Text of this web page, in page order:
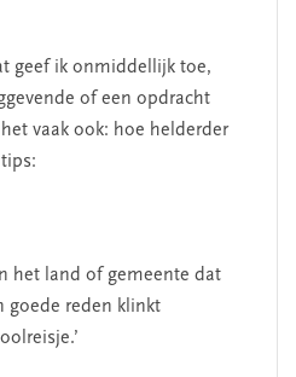
geef ik onmiddellijk toe,
of een opdracht
vaak ook: hoe helderder
het land of gemeente dat
goede reden klinkt
‘Met een integrale